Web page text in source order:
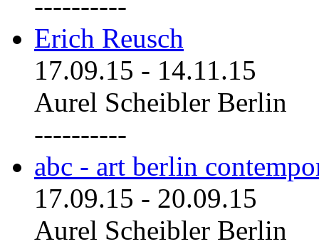
Erich Reusch
17.09.15 - 14.11.15
Aurel Scheibler Berlin
----------
abc - art berlin
17.09.15 - 20.09.15
Aurel Scheibler Berlin